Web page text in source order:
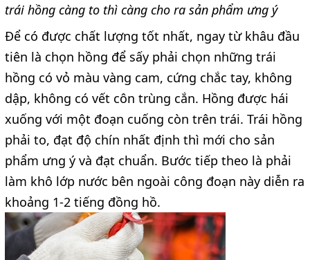
trái hồng càng to thì càng cho ra sản phẩm ưng ý
Để có được chất lượng tốt nhất, ngay từ khâu đầu
tiên là chọn hồng để sấy phải chọn những trái
hồng có vỏ màu vàng cam, cứng chắc tay, không
dập, không có vết côn trùng cắn. Hồng được hái
xuống với một đoạn cuống còn trên trái. Trái hồng
phải to, đạt độ chín nhất định thì mới cho sản
phẩm ưng ý và đạt chuẩn. Bước tiếp theo là phải
làm khô lớp nước bên ngoài công đoạn này diễn ra
khoảng 1-2 tiếng đồng hồ.